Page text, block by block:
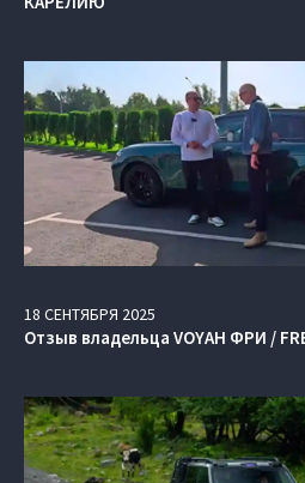
18 СЕНТЯБРЯ 2025
Отзыв владельца VOYAH ФРИ /